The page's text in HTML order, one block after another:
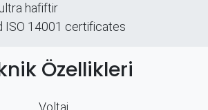
hafiftir
ISO 14001 certificates
Özellikleri
Voltaj